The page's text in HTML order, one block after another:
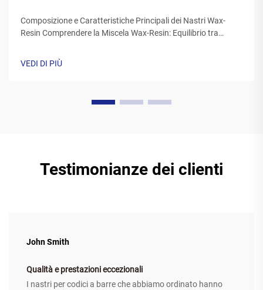
Composizione e Caratteristiche Principali dei Nastri Wax-
Resin Comprendere la Miscela Wax-Resin: Equilibrio tra
miscela di cere sintetici e resine polimeriche, generalmente
VEDI DI PIÙ
Testimonianze dei clienti
John Smith
Qualità e prestazioni eccezionali
I nastri per codici a barre che abbiamo ordinato hanno